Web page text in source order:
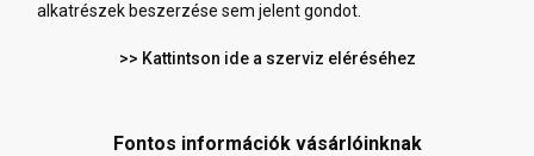
alkatrészek beszerzése sem jelent gondot.
>> Kattintson ide a szerviz eléréséhez
Fontos információk vásárlóinknak